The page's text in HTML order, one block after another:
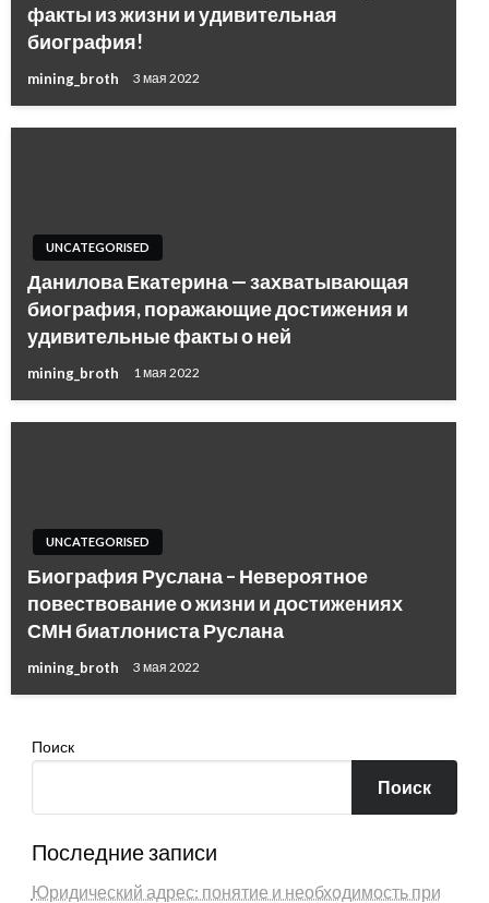
факты из жизни и удивительная
биография!
mining_broth 3 мая 2022
UNCATEGORISED
Данилова Екатерина — захватывающая
биография, поражающие достижения и
удивительные факты о ней
mining_broth 1 мая 2022
UNCATEGORISED
Биография Руслана – Невероятное
повествование о жизни и достижениях
СМН биатлониста Руслана
mining_broth 3 мая 2022
Поиск
Поиск
Последние записи
Юридический адрес: понятие и необходимость при